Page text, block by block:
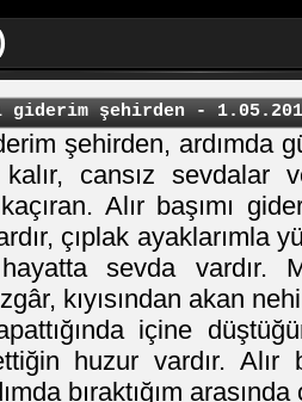
giderim şehirden -
şehirden, ardımda
kalır, cansız
Alır başımı
çıplak ayaklarımla
sevda vardır.
kıyısından akan
içine
huzur vardır. Alır
bıraktığım